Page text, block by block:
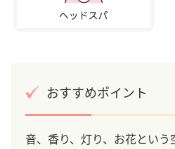
おすすめポイント
音、香り、灯り、お花という